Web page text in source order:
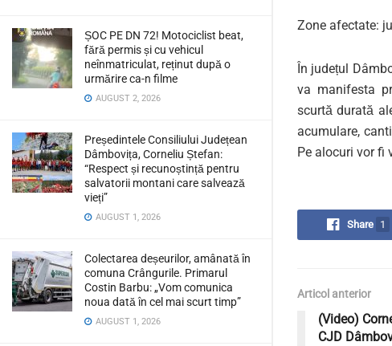
ȘOC PE DN 72! Motociclist beat,
fără permis și cu vehicul
neînmatriculat, reținut după o
urmărire ca-n filme
AUGUST 2, 2026
Președintele Consiliului Județean
Dâmbovița, Corneliu Ștefan:
“Respect și recunoștință pentru
salvatorii montani care salvează
vieți”
AUGUST 1, 2026
Colectarea deșeurilor, amânată în
comuna Crângurile. Primarul
Costin Barbu: „Vom comunica
noua dată în cel mai scurt timp”
AUGUST 1, 2026
Zone afectate:
În județul
va manifesta
scurtă durată
acumulare,
Pe alocuri vor fi
Share 1
Articol anterior
(Video)
CJD